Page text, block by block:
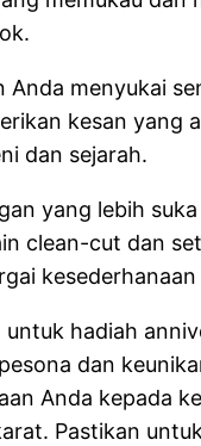
Anda menyukai
kesan yang
dan sejarah.
yang lebih
clean-cut dan
untuk hadiah
dan
Anda kepada
Pastikan